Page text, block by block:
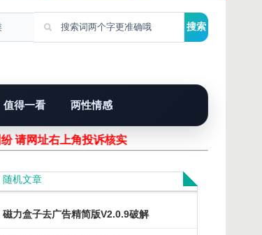
值得一看 两性情感
请网址右上角投诉核实！
随机文章
磁力盒子去广告精简版V2.0.9破解